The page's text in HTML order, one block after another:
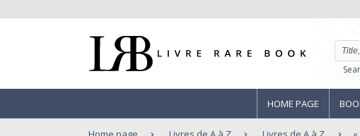
HOME PAGE